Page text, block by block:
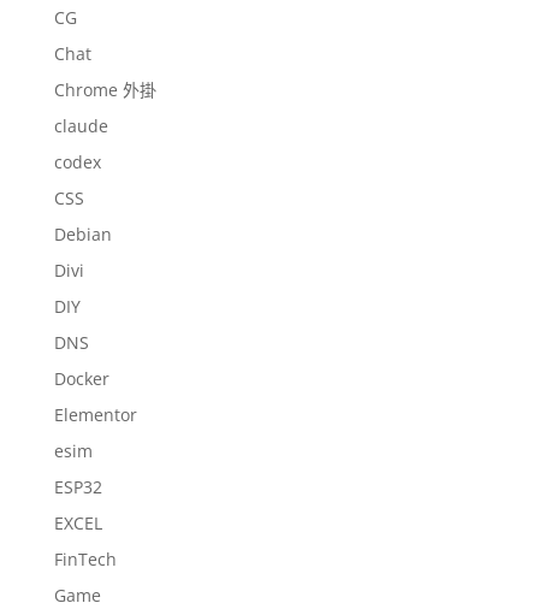
CG
Chat
Chrome 外掛
claude
codex
CSS
Debian
Divi
DIY
DNS
Docker
Elementor
esim
ESP32
EXCEL
FinTech
Game